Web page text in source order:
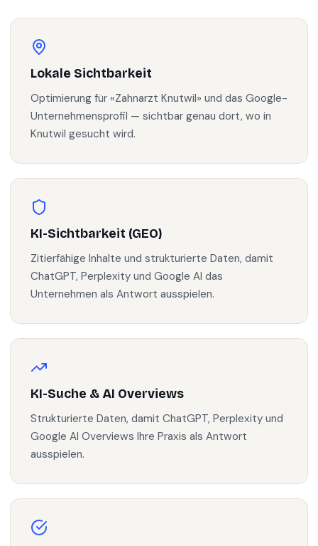
Lokale Sichtbarkeit
Optimierung für «Zahnarzt Knutwil» und das Google-
Unternehmensprofil — sichtbar genau dort, wo in
Knutwil gesucht wird.
KI-Sichtbarkeit (GEO)
Zitierfähige Inhalte und strukturierte Daten, damit
ChatGPT, Perplexity und Google AI das
Unternehmen als Antwort ausspielen.
KI-Suche & AI Overviews
Strukturierte Daten, damit ChatGPT, Perplexity und
Google AI Overviews Ihre Praxis als Antwort
ausspielen.